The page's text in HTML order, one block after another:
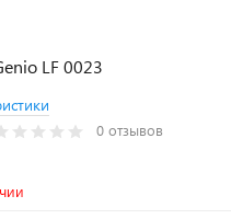
LF 0023
0 отзывов